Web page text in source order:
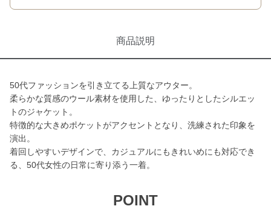
商品説明
50代ファッションを引き立てる上質なアウター。
柔らかな質感のウール素材を使用した、ゆったりとしたシルエッ
トのジャケット。
特徴的な大きめポケットがアクセントとなり、洗練された印象を
演出。
着回しやすいデザインで、カジュアルにもきれいめにも対応でき
る、50代女性の日常に寄り添う一着。
POINT